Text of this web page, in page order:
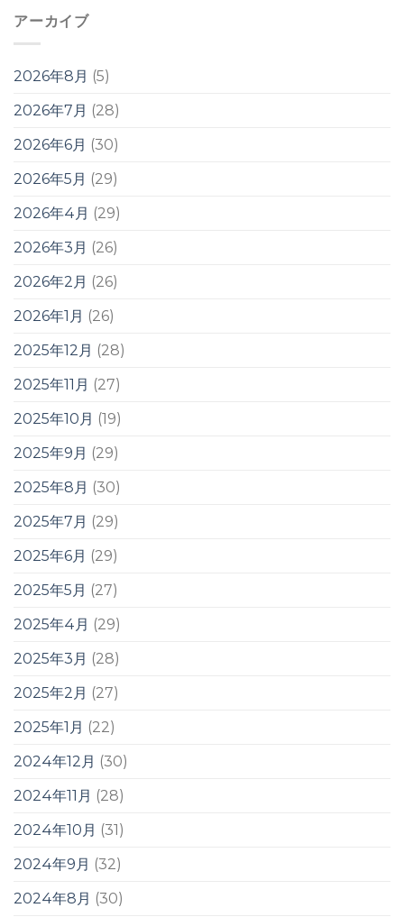
アーカイブ
2026年8月 (5)
2026年7月 (28)
2026年6月 (30)
2026年5月 (29)
2026年4月 (29)
2026年3月 (26)
2026年2月 (26)
2026年1月 (26)
2025年12月 (28)
2025年11月 (27)
2025年10月 (19)
2025年9月 (29)
2025年8月 (30)
2025年7月 (29)
2025年6月 (29)
2025年5月 (27)
2025年4月 (29)
2025年3月 (28)
2025年2月 (27)
2025年1月 (22)
2024年12月 (30)
2024年11月 (28)
2024年10月 (31)
2024年9月 (32)
2024年8月 (30)